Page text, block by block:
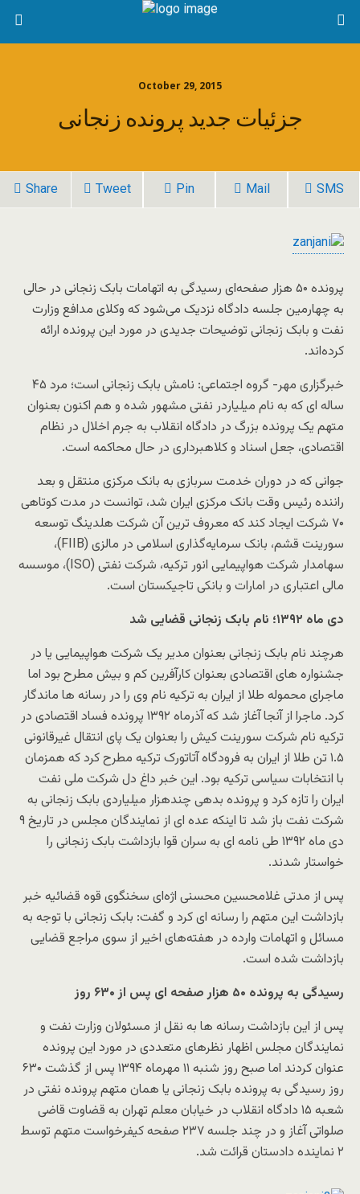
October 29, 2015
جزئیات جدید پرونده زنجانی
Share Tweet Pin Mail SMS
پرونده ۵۰ هزار صفحه‌ای رسیدگی به اتهامات بابک زنجانی در حالی
به چهارمین جلسه دادگاه نزدیک می‌شود که وکلای مدافع وزارت
نفت و بابک زنجانی توضیحات جدیدی در مورد این پرونده ارائه
کرده‌اند.
خبرگزاری مهر- گروه اجتماعی: نامش بابک زنجانی است؛ مرد ۴۵
ساله ای که به نام میلیاردر نفتی مشهور شده و هم اکنون بعنوان
متهم یک پرونده بزرگ در دادگاه انقلاب به جرم اخلال در نظام
اقتصادی، جعل اسناد و کلاهبرداری در حال محاکمه است.
جوانی که در دوران خدمت سربازی به بانک مرکزی منتقل و بعد
راننده رئیس وقت بانک مرکزی ایران شد، توانست در مدت کوتاهی
۷۰ شرکت ایجاد کند که معروف ترین آن شرکت هلدینگ توسعه
سورینت قشم، بانک سرمایه‌گذاری اسلامی در مالزی (FIIB)،
سهامدار شرکت هواپیمایی انور ترکیه، شرکت نفتی (ISO)، موسسه
مالی اعتباری در امارات و بانکی تاجیکستان است.
دی ماه ۱۳۹۲؛ نام بابک زنجانی قضایی شد
هرچند نام بابک زنجانی بعنوان مدیر یک شرکت هواپیمایی یا در
جشنواره های اقتصادی بعنوان کارآفرین کم و بیش مطرح بود اما
ماجرای محموله طلا از ایران به ترکیه نام وی را در رسانه ها ماندگار
کرد. ماجرا از آنجا آغاز شد که آذرماه ۱۳۹۲ پرونده فساد اقتصادی در
ترکیه نام شرکت سورینت کیش را بعنوان یک پای انتقال غیرقانونی
۱.۵ تن طلا از ایران به فرودگاه آتاتورک ترکیه مطرح کرد که همزمان
با انتخابات سیاسی ترکیه بود. این خبر داغ دل شرکت ملی نفت
ایران را تازه کرد و پرونده بدهی چندهزار میلیاردی بابک زنجانی به
شرکت نفت باز شد تا اینکه عده ای از نمایندگان مجلس در تاریخ ۹
دی ماه ۱۳۹۲ طی نامه ای به سران قوا بازداشت بابک زنجانی را
خواستار شدند.
پس از مدتی غلامحسین محسنی اژه‌ای سخنگوی قوه قضائیه خبر
بازداشت این متهم را رسانه ای کرد و گفت: بابک زنجانی با توجه به
مسائل و اتهامات وارده در هفته‌های اخیر از سوی مراجع قضایی
بازداشت شده است.
رسیدگی به پرونده ۵۰ هزار صفحه ای پس از ۶۳۰ روز
پس از این بازداشت رسانه ها به نقل از مسئولان وزارت نفت و
نمایندگان مجلس اظهار نظرهای متعددی در مورد این پرونده
عنوان کردند اما صبح روز شنبه ۱۱ مهرماه ۱۳۹۴ پس از گذشت ۶۳۰
روز رسیدگی به پرونده بابک زنجانی یا همان متهم پرونده نفتی در
شعبه ۱۵ دادگاه انقلاب در خیابان معلم تهران به قضاوت قاضی
صلواتی آغاز و در چند جلسه ۲۳۷ صفحه کیفرخواست متهم توسط
۲ نماینده دادستان قرائت شد.